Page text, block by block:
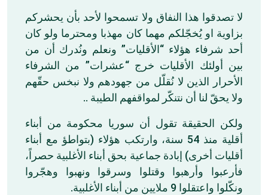
لا تصدقوا هذا النفاق ولا تسمحوا لأحد بأن يحشركم
بزاوية او يُخجّلكم مهما كان مهذبا ومحترما ولو كان
أحد شرفاء هؤلاء “الأقليات” ونعلم ونُدرك أن من
بين أولئك الأقليات خرج “عشرات” من الشرفاء
الأحرار الذين لا نُقلّل من جهودهم ولا نبخس حقّهم
ولا يحقّ لنا أن نتنكّر لمواقفهم الطيبة ..
ولكن الحقيقة تقول أن سوريا محكومة من أبناء
أقلية منذ 54 سنة، وارتكب هؤلاء (بتواطؤ مع أبناء
أقليات أخرى) إبادة جماعية بحق أبناء الأغلبية حصراً،
فأرعبوا وأرهبوا وقتلوا وسرقوا ونهبوا وهجّروا
ونكّلوا واعتقلوا 9 ملايين من أبناء الأغلبية.